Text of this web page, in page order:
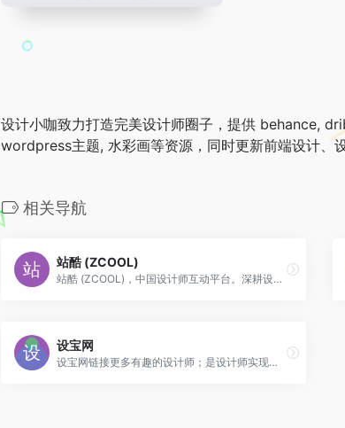
设计小咖致力打造完美设计师圈子，提供 behance,
wordpress主题, 水彩画等资源，同时更新前端设计、
相关导航
站酷 (ZCOOL)
站酷 (ZCOOL)，中国设计师互动平台。深耕设计领域十二年，站酷聚集了650万设计师、摄影师、插画师、艺术家、创意人，设计创意群体中具有较高的影响力与号召力。
设宝网
设宝网链接更多有趣的设计师；是设计师实现知识变现、自由创作、优质内容沉淀、轻分享新生物；插画设计师,UI设计师,设计师联盟,字体设计师社交平台